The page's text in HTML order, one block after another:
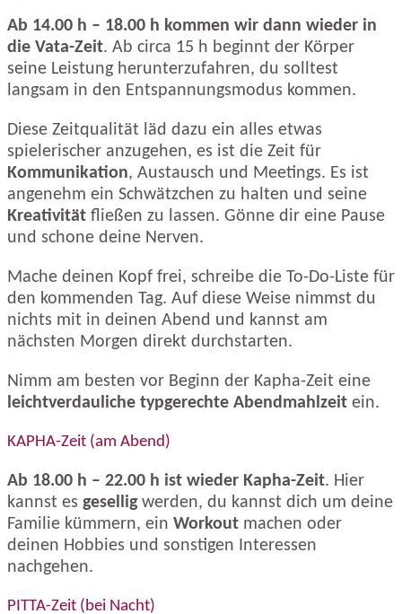
Ab 14.00 h – 18.00 h kommen wir dann wieder in
die Vata-Zeit. Ab circa 15 h beginnt der Körper
seine Leistung herunterzufahren, du solltest
langsam in den Entspannungsmodus kommen.
Diese Zeitqualität läd dazu ein alles etwas
spielerischer anzugehen, es ist die Zeit für
Kommunikation, Austausch und Meetings. Es ist
angenehm ein Schwätzchen zu halten und seine
Kreativität fließen zu lassen. Gönne dir eine Pause
und schone deine Nerven.
Mache deinen Kopf frei, schreibe die To-Do-Liste für
den kommenden Tag. Auf diese Weise nimmst du
nichts mit in deinen Abend und kannst am
nächsten Morgen direkt durchstarten.
Nimm am besten vor Beginn der Kapha-Zeit eine
leichtverdauliche typgerechte Abendmahlzeit ein.
KAPHA-Zeit (am Abend)
Ab 18.00 h – 22.00 h ist wieder Kapha-Zeit. Hier
kannst es geselligwerden, du kannst dich um deine
Familie kümmern, ein Workout machen oder
deinen Hobbies und sonstigen Interessen
nachgehen.
PITTA-Zeit (bei Nacht)